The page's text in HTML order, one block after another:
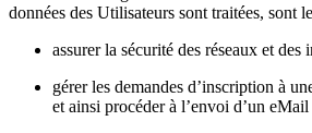
données des Utilisateurs sont traitées, sont
assurer la sécurité des réseaux et des
gérer les demandes d’inscription à
et ainsi procéder à l’envoi d’un eMail